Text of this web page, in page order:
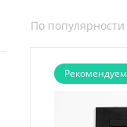
По популярности
Рекомендуем